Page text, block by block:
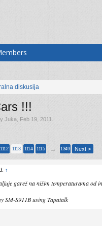
diskusija
!!!
Juka Feb 19, 2011
1112 1113 1114 1115 → 1349 Next >
↑
garež na nižim temperaturama od
SM-S911B using Tapatalk